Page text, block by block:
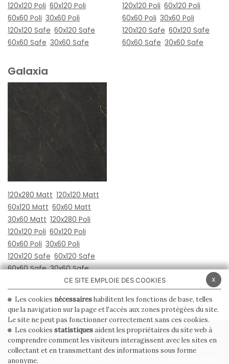
120x120 Poli 60x120 Poli
60x60 Poli 30x60 Poli
120x120 Safe 60x120 Safe
60x60 Safe 30x60 Safe
120x120 Poli 60x120 Poli
60x60 Poli 30x60 Poli
120x120 Safe 60x120 Safe
60x60 Safe 30x60 Safe
Galaxia
120x280 Matt 120x120 Matt
60x120 Matt 60x60 Matt
30x60 Matt 120x280 Poli
120x120 Poli 60x120 Poli
60x60 Poli 30x60 Poli
120x120 Safe 60x120 Safe
60x60 Safe 30x60 Safe
PRIVACY POLICY COOKIE POLICY
CONDITIONS GÉNÉRALES DE VENTE
x
CE SITE EMPLOIE DES COOKIES
Les cookies nécessaireshabilitent les fonctions de base, telles
que la navigation sur la page et l'accès aux zones protégées du site.
Le site ne peut pas fonctionner correctement sans ces cookies.
Les cookies statistiquesaident les propriétaires du site web à
comprendre comment les visiteurs interagissent avec les sites en
collectant et en transmettant des informations sous forme
anonyme.